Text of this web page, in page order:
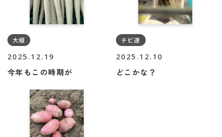
大根
2025.12.19
今年もこの時期が
チビ達
2025.12.10
どこかな？